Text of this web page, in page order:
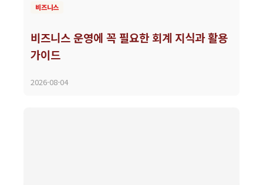
비즈니스
비즈니스 운영에 꼭 필요한 회계 지식과 활용
가이드
2026-08-04